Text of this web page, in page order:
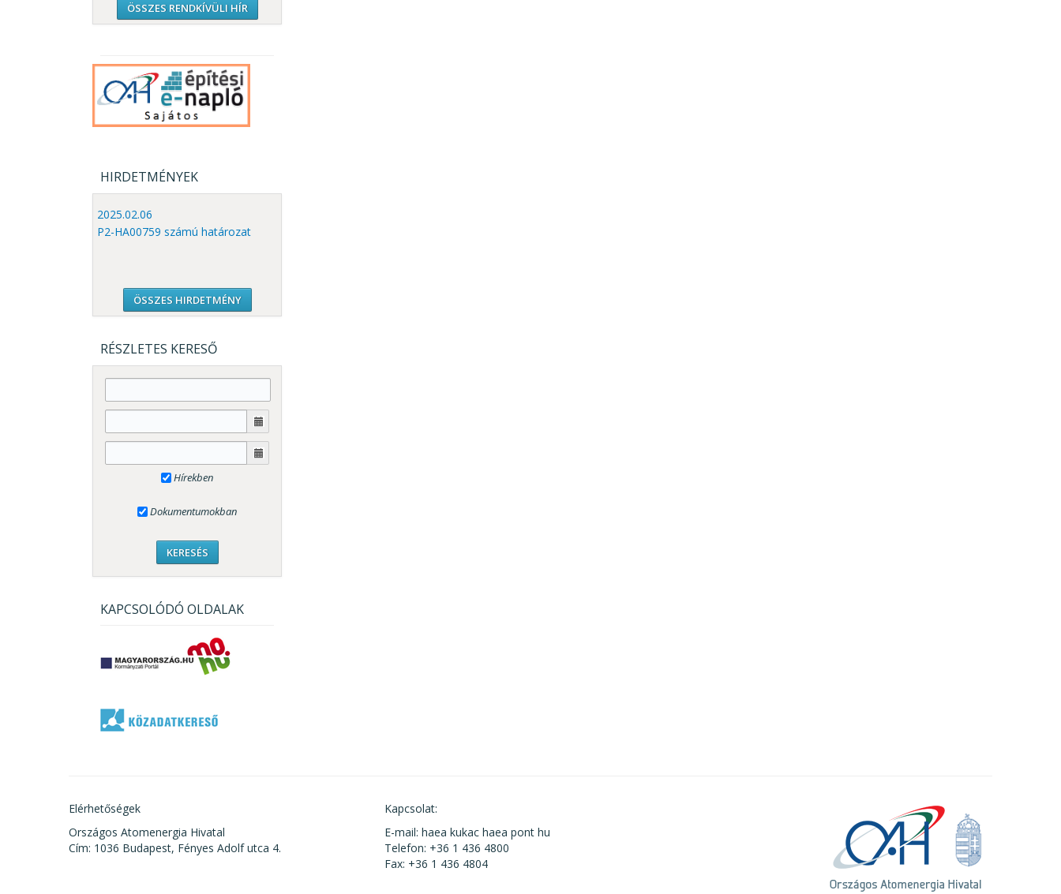
ÖSSZES RENDKÍVÜLI HÍR
HIRDETMÉNYEK
2025.02.06
P2-HA00759 számú határozat
ÖSSZES HIRDETMÉNY
RÉSZLETES KERESŐ
Hírekben
Dokumentumokban
KAPCSOLÓDÓ OLDALAK
Elérhetőségek
Országos Atomenergia Hivatal
Cím: 1036 Budapest, Fényes Adolf utca 4.
Kapcsolat:
E-mail: haea kukac haea pont hu
Telefon: +36 1 436 4800
Fax: +36 1 436 4804